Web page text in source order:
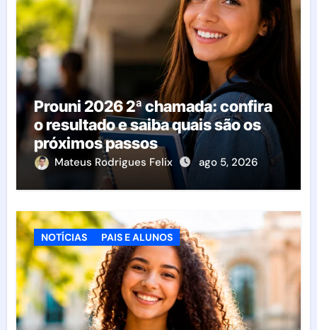
Prouni 2026 2ª chamada: confira
o resultado e saiba quais são os
próximos passos
Mateus Rodrigues Felix ago 5, 2026
NOTÍCIAS PAIS E ALUNOS